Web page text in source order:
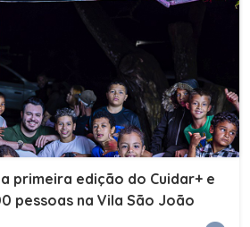
primeira edição do Cuidar+ e
pessoas na Vila São João